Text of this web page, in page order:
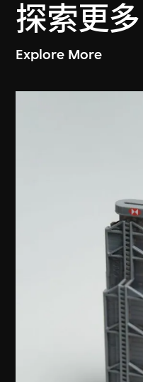
探索更多
Explore More